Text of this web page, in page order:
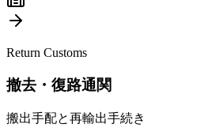
Return Customs
撤去・復路通関
搬出手配と再輸出手続き